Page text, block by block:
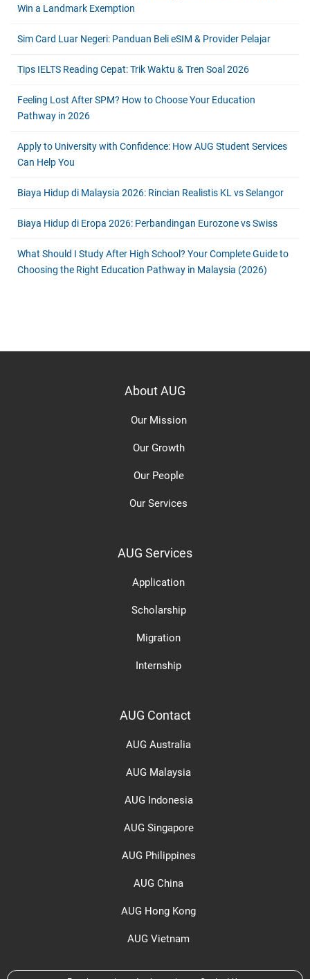
Win a Landmark Exemption
Sim Card Luar Negeri: Panduan Beli eSIM & Provider Pelajar
Tips IELTS Reading Cepat: Trik Waktu & Tren Soal 2026
Feeling Lost After SPM? How to Choose Your Education
Pathway in 2026
Apply to University with Confidence: How AUG Student Services
Can Help You
Biaya Hidup di Malaysia 2026: Rincian Realistis KL vs Selangor
Biaya Hidup di Eropa 2026: Perbandingan Eurozone vs Swiss
What Should I Study After High School? Your Complete Guide to
Choosing the Right Education Pathway in Malaysia (2026)
About AUG
Our Mission
Our Growth
Our People
Our Services
AUG Services
Application
Scholarship
Migration
Internship
AUG Contact
AUG Australia
AUG Malaysia
AUG Indonesia
AUG Singapore
AUG Philippines
AUG China
AUG Hong Kong
AUG Vietnam